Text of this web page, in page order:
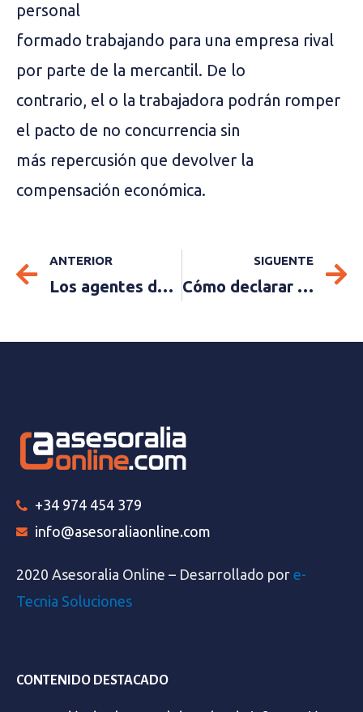
personal
formado trabajando para una empresa rival
por parte de la mercantil. De lo
contrario, el o la trabajadora podrán romper
el pacto de no concurrencia sin
más repercusión que devolver la
compensación económica.
ANTERIOR
Los agentes de seguros que quieran deducir un vehículo tienen que demostrar su vinculación exclusiva a la actividad.
SIGUENTE
Cómo declarar criptomonedas: guía fiscal 2025 para evitar problemas con Hacienda
+34 974 454 379
info@asesoraliaonline.com
2020 Asesoralia Online – Desarrollado por e-
Tecnia Soluciones
CONTENIDO DESTACADO